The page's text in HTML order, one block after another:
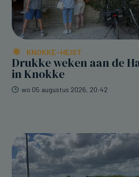
KNOKKE-HEIST
Drukke weken aan de
in Knokke
wo 05 augustus 2026, 20:42